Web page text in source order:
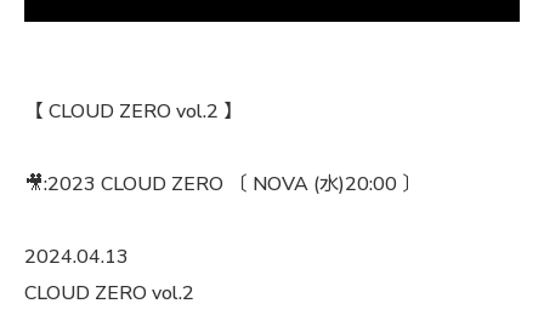
【 CLOUD ZERO vol.2 】
🎥:2023 CLOUD ZERO 〔 NOVA (水)20:00 〕
2024.04.13
CLOUD ZERO vol.2